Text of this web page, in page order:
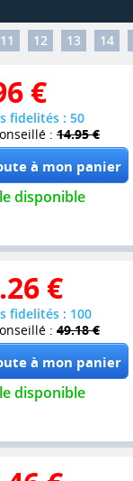
11 12 13 14
€
fidelités : 50
: 14.95 €
disponible
€
fidelités : 100
: 49.18 €
disponible